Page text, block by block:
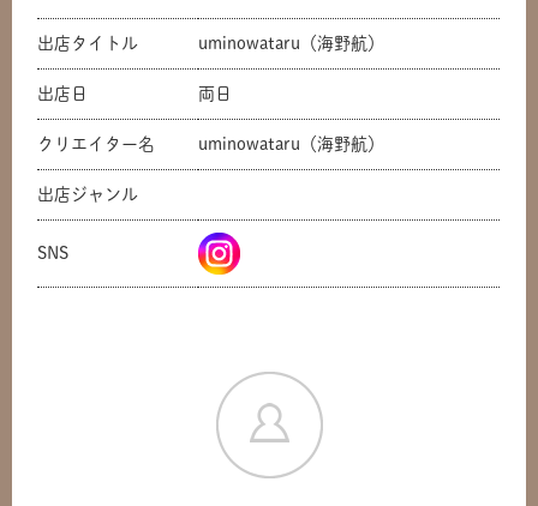
出店タイトル uminowataru（海野航）
出店日 両日
クリエイター名 uminowataru（海野航）
出店ジャンル
SNS